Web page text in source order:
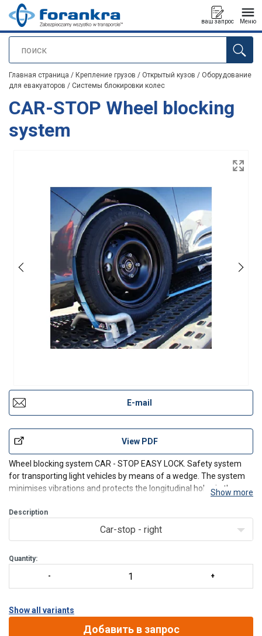
поиск
ваш запрос Меню
Продукт добавлен в ваш запрос
Главная страница / Крепление грузов / Открытый кузов / Оборудование
для евакуаторов / Системы блокировки колес
CAR-STOP Wheel blocking
system
E-mail
View PDF
Wheel blocking system CAR - STOP EASY LOCK. Safety system
for transporting light vehicles by means of a wedge. The system
minimises vibrations and protects the longitudinal holes in the
not damage the chassis of the low-bed vehicles.
Show more
Description
Car-stop - right
Quantity:
Show all variants
Добавить в запрос